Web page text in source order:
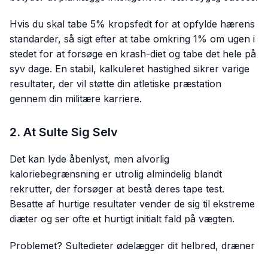
Hvis du skal tabe 5% kropsfedt for at opfylde hærens
standarder, så sigt efter at tabe omkring 1% om ugen i
stedet for at forsøge en krash-diet og tabe det hele på
syv dage. En stabil, kalkuleret hastighed sikrer varige
resultater, der vil støtte din atletiske præstation
gennem din militære karriere.
2. At Sulte Sig Selv
Det kan lyde åbenlyst, men alvorlig
kaloriebegrænsning er utrolig almindelig blandt
rekrutter, der forsøger at bestå deres tape test.
Besatte af hurtige resultater vender de sig til ekstreme
diæter og ser ofte et hurtigt initialt fald på vægten.
Problemet? Sultedieter ødelægger dit helbred, dræner